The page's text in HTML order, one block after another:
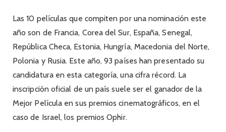
Las 10 películas que compiten por una nominación este
año son de Francia, Corea del Sur, España, Senegal,
República Checa, Estonia, Hungría, Macedonia del Norte,
Polonia y Rusia. Este año, 93 países han presentado su
candidatura en esta categoría, una cifra récord. La
inscripción oficial de un país suele ser el ganador de la
Mejor Película en sus premios cinematográficos, en el
caso de Israel, los premios Ophir.